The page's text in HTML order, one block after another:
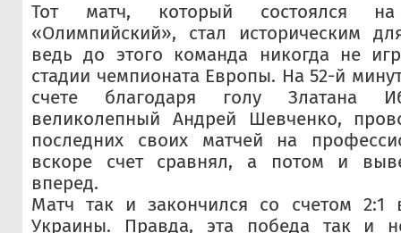
Тот матч, который состоялся
«Олимпийский», стал историческим
ведь до этого команда никогда не
стадии чемпионата Европы. На 52-й
счете благодаря голу Златана
великолепный Андрей Шевченко,
последних своих матчей на
вскоре счет сравнял, а потом и
вперед.
Матч так и закончился со счетом 2:1
Украины. Правда, эта победа так и